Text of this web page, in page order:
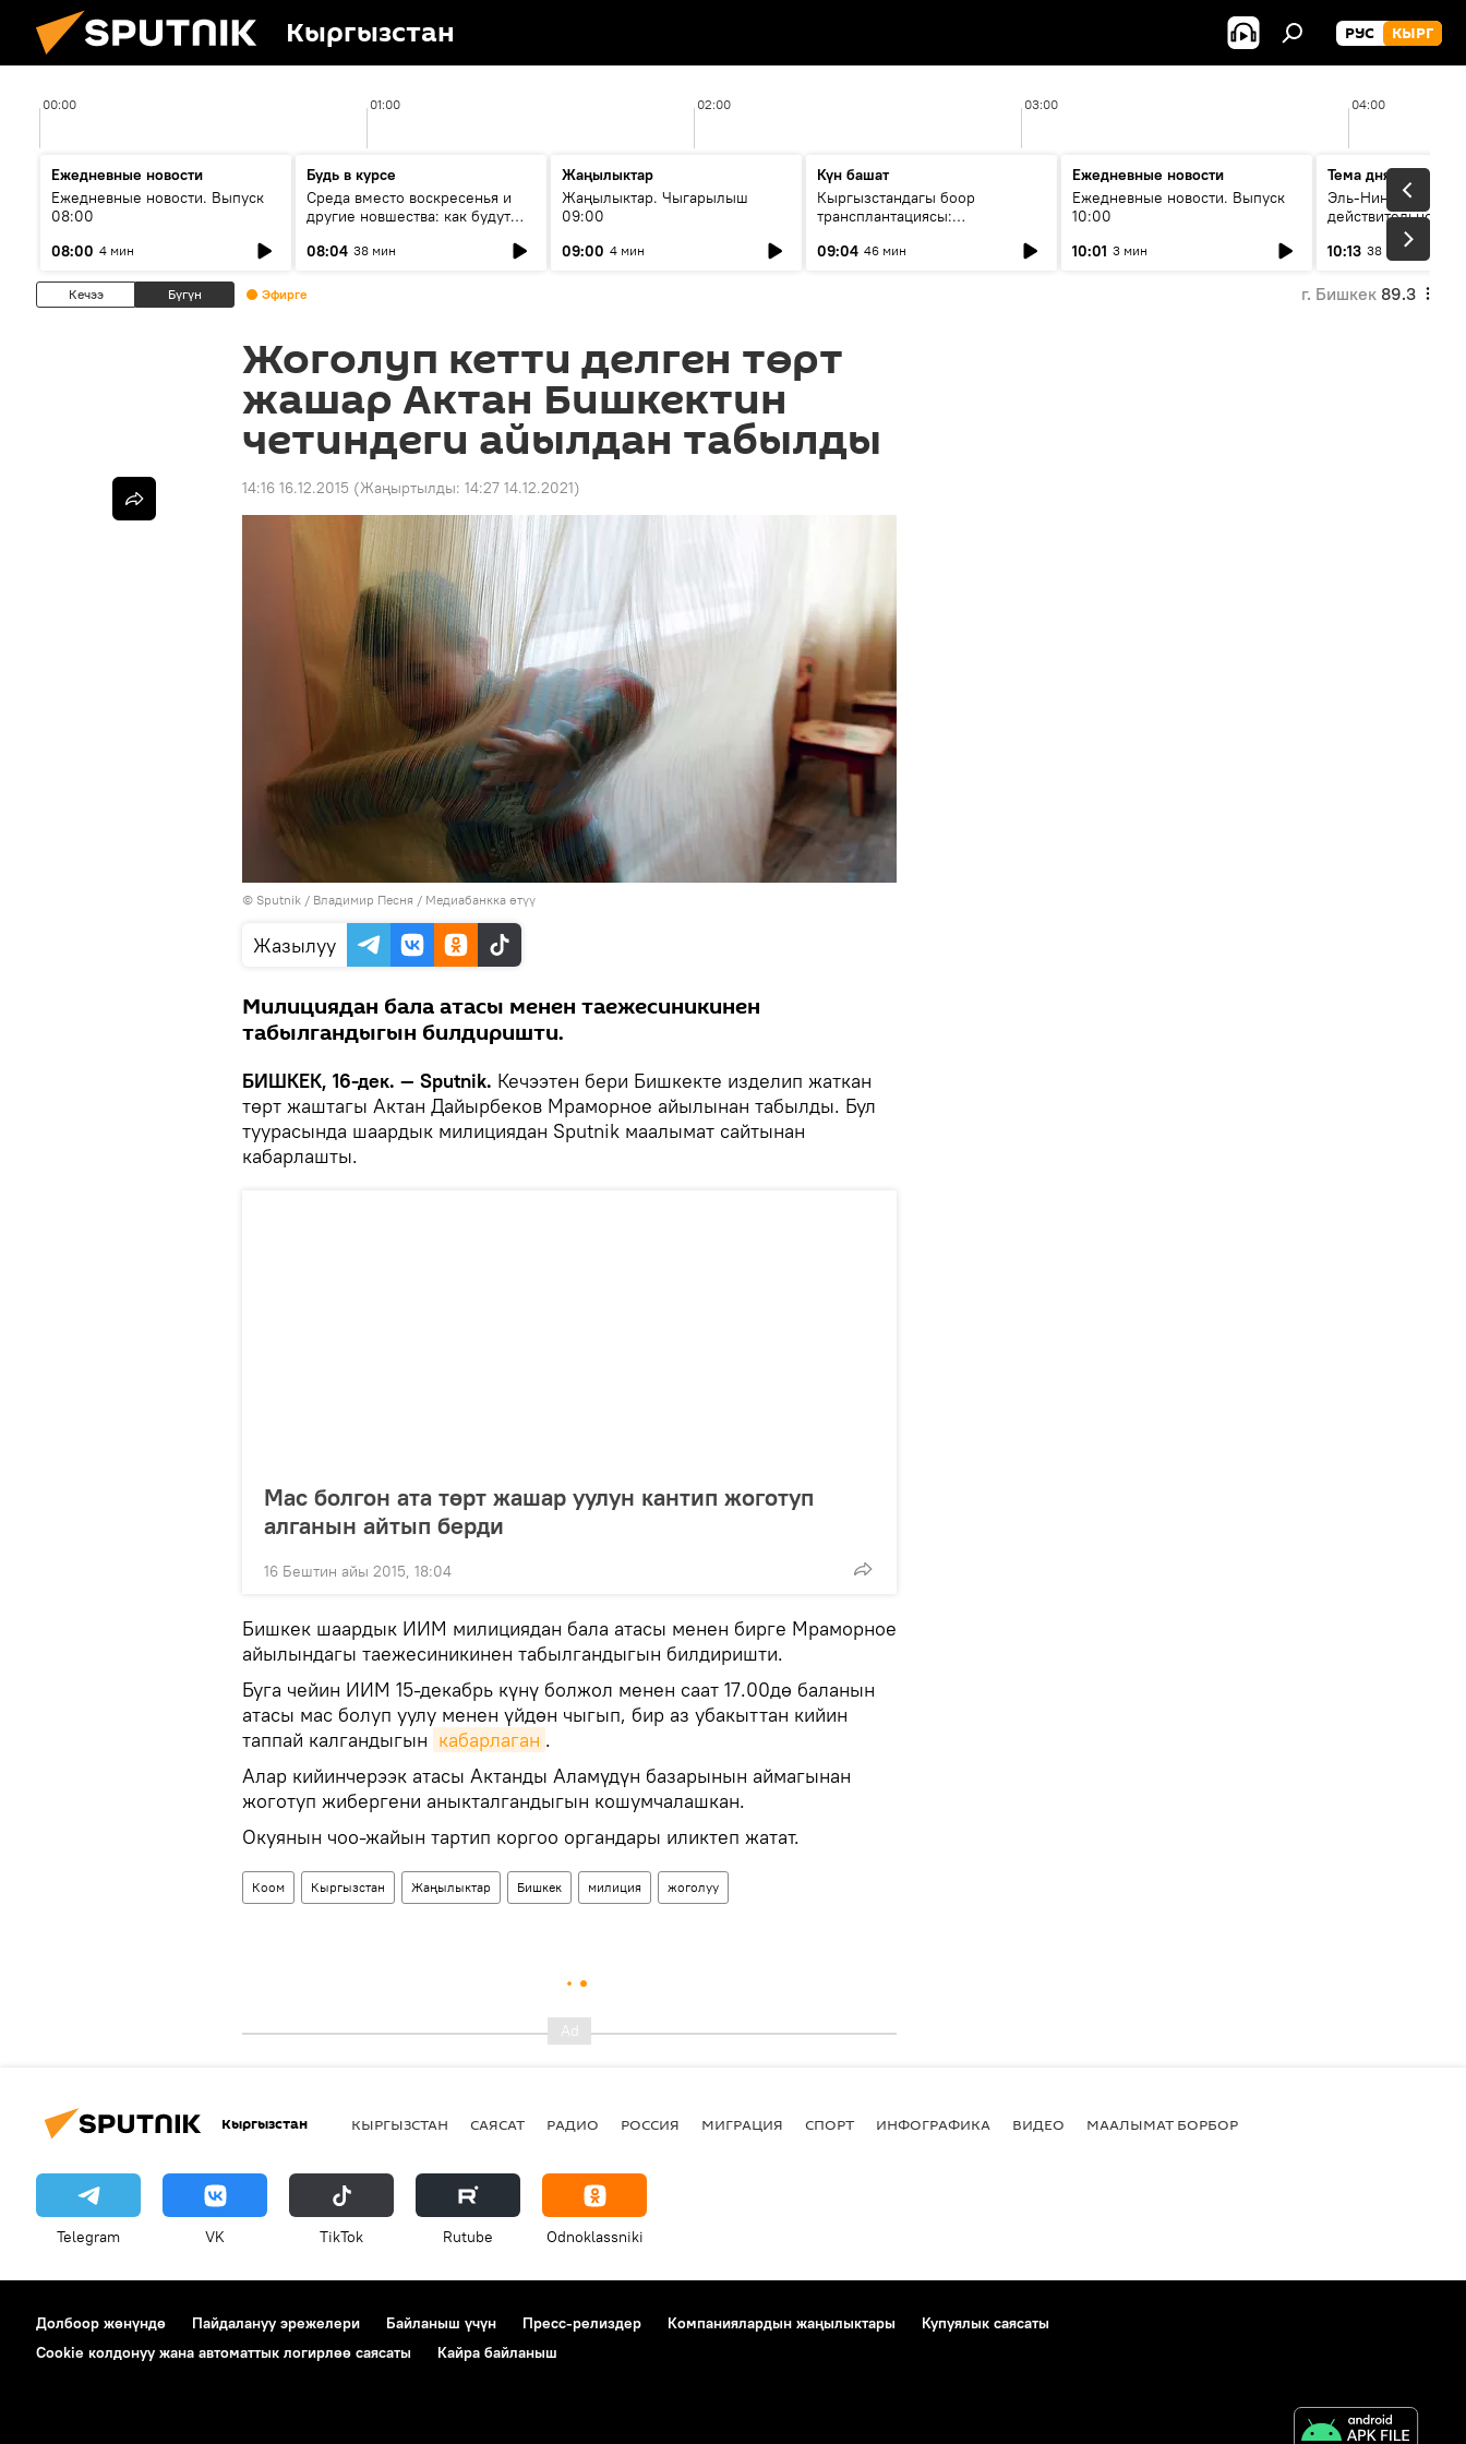
Кыргызстан РУС КЫРГ
00:00 01:00 02:00 03:00 04:00
Ежедневные новости
Ежедневные новости. Выпуск
08:00
08:00 4 мин
Будь в курсе
Среда вместо воскресенья и
другие новшества: как будут
08:04 38 мин
Жаңылыктар
Жаңылыктар. Чыгарылыш
09:00
09:00 4 мин
Күн башат
Кыргызстандагы боор
трансплантациясы:
келечеги
09:04 46 мин
Ежедневные новости
Ежедневные новости. Выпуск
10:00
10:01 3 мин
Тема дня
Эль-Ниньо, жара и
действительно
погоду в
10:13 38 мин
Кечээ Бүгүн Эфирге г. Бишкек 89.3
Жоголуп кетти делген төрт
жашар Актан Бишкектин
четиндеги айылдан табылды
14:16 16.12.2015 (Жаңыртылды: 14:27 14.12.2021)
© Sputnik / Владимир Песня / Медиабанкка өтүү
Жазылуу
Милициядан бала атасы менен таежесиникинен
табылгандыгын билдиришти.
БИШКЕК, 16-дек. — Sputnik. Кечээтен бери Бишкекте изделип жаткан
төрт жаштагы Актан Дайырбеков Мраморное айылынан табылды. Бул
туурасында шаардык милициядан Sputnik маалымат сайтынан
кабарлашты.
Мас болгон ата төрт жашар уулун кантип жоготуп
алганын айтып берди
16 Бештин айы 2015, 18:04
Бишкек шаардык ИИМ милициядан бала атасы менен бирге Мраморное
айылындагы таежесиникинен табылгандыгын билдиришти.
Буга чейин ИИМ 15-декабрь күнү болжол менен саат 17.00дө баланын
атасы мас болуп уулу менен үйдөн чыгып, бир аз убакыттан кийин
таппай калгандыгын кабарлаган .
Алар кийинчерээк атасы Актанды Аламүдүн базарынын аймагынан
жоготуп жибергени аныкталгандыгын кошумчалашкан.
Окуянын чоо-жайын тартип коргоо органдары иликтеп жатат.
Коом Кыргызстан Жаңылыктар Бишкек милиция жоголуу
Кыргызстан КЫРГЫЗСТАН САЯСАТ РАДИО РОССИЯ МИГРАЦИЯ СПОРТ ИНФОГРАФИКА ВИДЕО МААЛЫМАТ БОРБОР
Telegram VK ТikТоk Rutube Odnoklassniki
Долбоор жөнүндө Пайдалануу эрежелери Байланыш үчүн Пресс-релиздер Компаниялардын жаңылыктары
Купуялык саясаты
Cookie колдонуу жана автоматтык логирлөө саясаты
Кайра байланыш